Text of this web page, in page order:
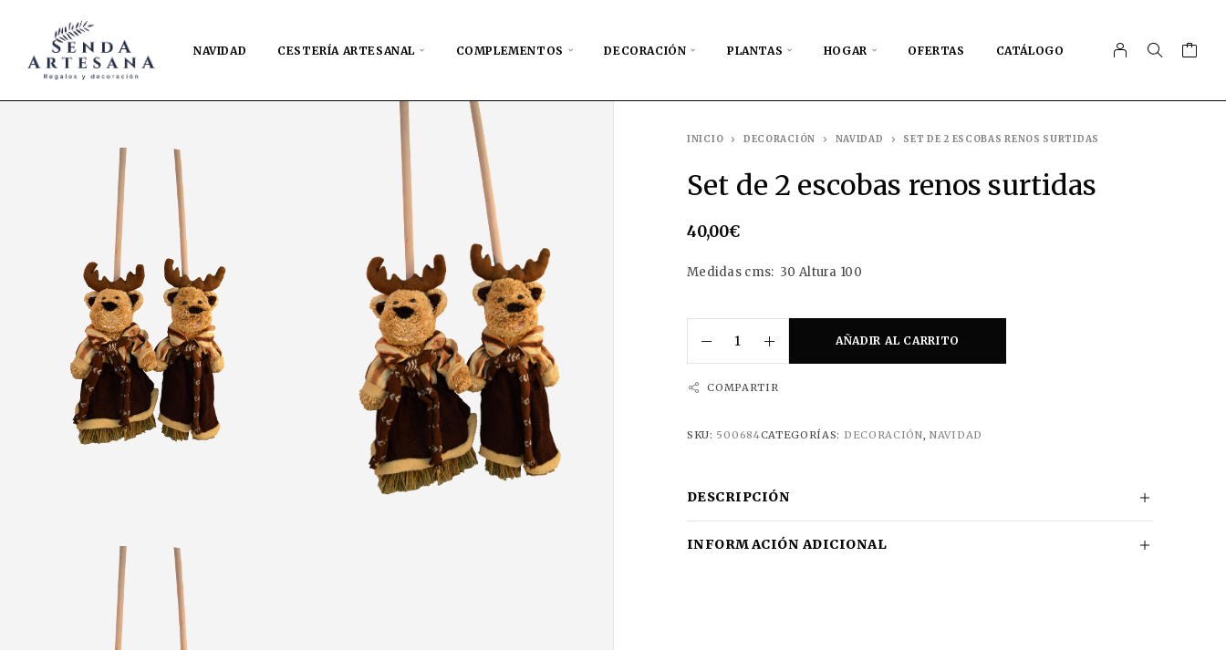
NAVIDAD CESTERÍA ARTESANAL COMPLEMENTOS DECORACIÓN PLANTAS HOGAR OFERTAS CATÁLOGO
INICIO DECORACIÓN NAVIDAD SET DE 2 ESCOBAS RENOS SURTIDAS
Set de 2 escobas renos surtidas
40,00€
Medidas cms: 30 Altura 100
AÑADIR AL CARRITO
COMPARTIR
SKU: 500684CATEGORÍAS: DECORACIÓN,NAVIDAD
DESCRIPCIÓN
INFORMACIÓN ADICIONAL